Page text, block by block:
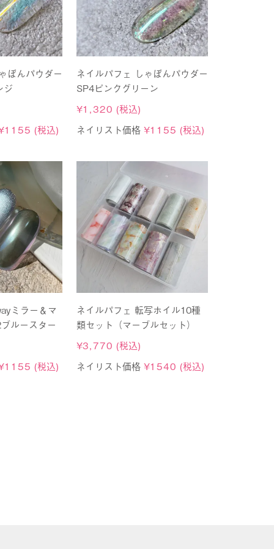
ぼんパウダー
ジ
1155 (税込)
ネイルパフェ しゃぼんパウダー
SP4ピンクグリーン
¥1,320 (税込)
ネイリスト価格 ¥1155 (税込)
ミラー＆マ
ルースター
1155 (税込)
ネイルパフェ 転写ホイル10種
類セット（マーブルセット）
¥3,770 (税込)
ネイリスト価格 ¥1540 (税込)